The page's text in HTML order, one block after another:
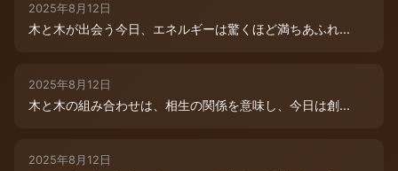
2025年8月12日
木と木が出会う今日、エネルギーは驚くほど満ちあふれ...
2025年8月12日
木と木の組み合わせは、相生の関係を意味し、今日は創...
2025年8月12日